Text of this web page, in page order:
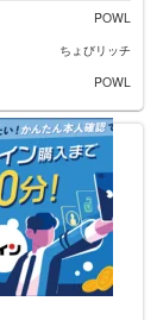
POWL
ちょびリッチ
POWL